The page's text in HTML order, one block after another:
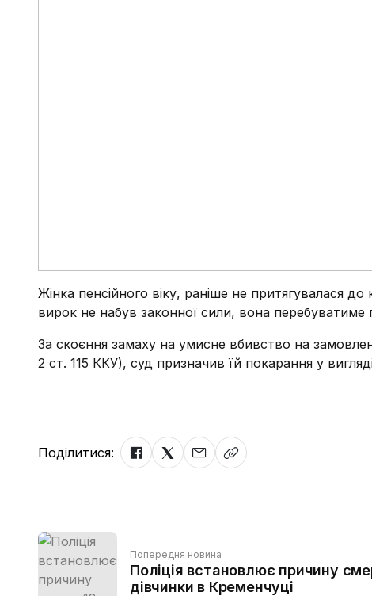
Жінка пенсійного віку, раніше не притягувалася
вирок не набув законної сили, вона перебуватиме
За скоєння замаху на умисне вбивство на
2 ст. 115 ККУ), суд призначив їй покарання у
Поділитися:
Попередня новина
Поліція встановлює причину
дівчинки в Кременчуці